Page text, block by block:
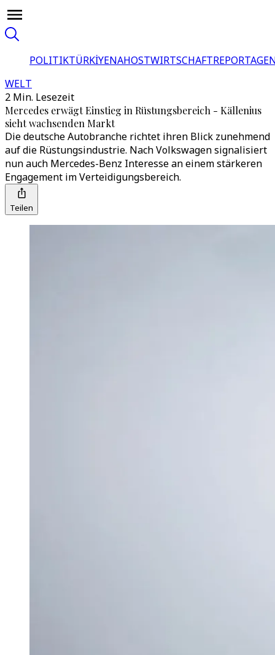
POLITIKTÜRKİYENAHOSTWIRTSCHAFT
WELT
2 Min. Lesezeit
Mercedes erwägt Einstieg in Rüstungsbereich - Källenius
sieht wachsenden Markt
Die deutsche Autobranche richtet ihren Blick zunehmend
auf die Rüstungsindustrie. Nach Volkswagen signalisiert
nun auch Mercedes-Benz Interesse an einem stärkeren
Engagement im Verteidigungsbereich.
Teilen